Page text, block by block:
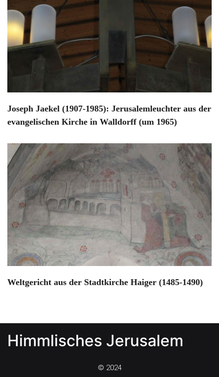
Joseph Jaekel (1907-1985): Jerusalemleuchter aus der
evangelischen Kirche in Walldorff (um 1965)
Weltgericht aus der Stadtkirche Haiger (1485-1490)
Himmlisches Jerusalem
© 2024